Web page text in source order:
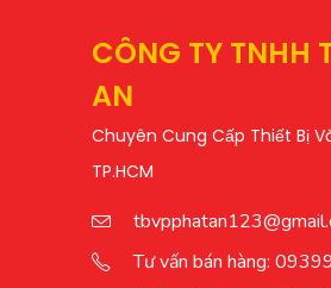
CÔNG TY TNHH
AN
Chuyên Cung Cấp Thiết Bị
TP.HCM
Tư vấn bán hàng: